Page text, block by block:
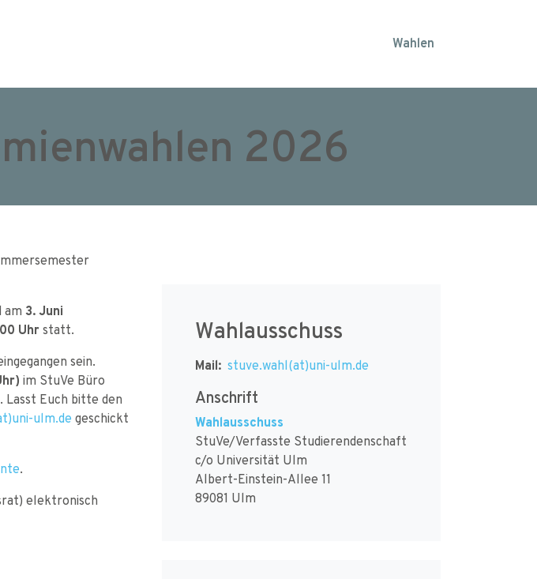
Wahlen
2026
am 3. Juni
Uhr statt.
sein.
im StuVe Büro
Lasst Euch bitte den
ulm.de geschickt
.
elektronisch
Wahlausschuss
Mail: stuve.wahl(at)uni-ulm.de
Anschrift
Wahlausschuss
StuVe/Verfasste Studierendenschaft
c/o Universität Ulm
Albert-Einstein-Allee 11
89081 Ulm